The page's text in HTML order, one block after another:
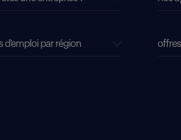
d'emploi par région